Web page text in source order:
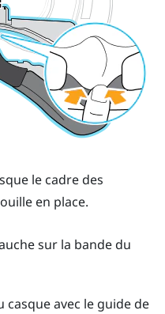
le cadre des
en place.
sur la bande du
avec le guide de